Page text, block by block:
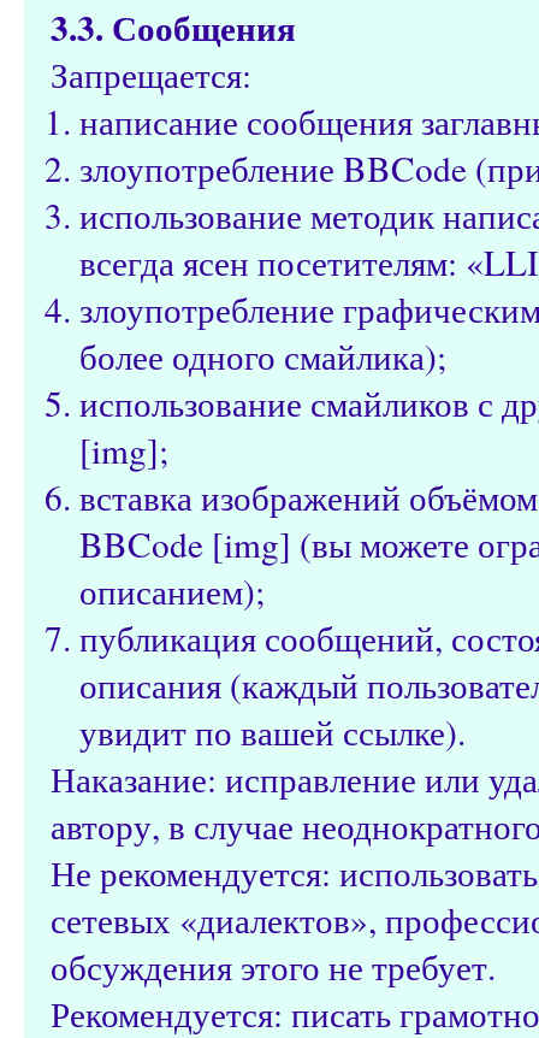
3.3. Сообщения
Запрещается:
написание сообщения
злоупотребление BBCode
использование методик
всегда ясен посетителям:
злоупотребление
более одного смайлика);
использование смайликов с
[img];
вставка изображений
BBCode [img] (вы можете
описанием);
публикация сообщений,
описания (каждый
увидит по вашей ссылке).
Наказание: исправление или
автору, в случае
Не рекомендуется:
сетевых «диалектов»,
обсуждения этого не требует.
Рекомендуется: писать